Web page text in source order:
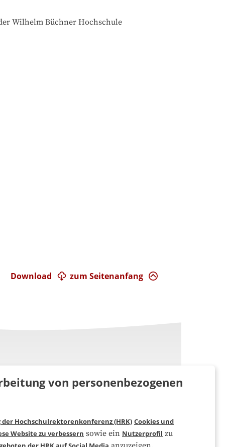
zum Seitenanfang
Download
Folgen Sie uns
von personenbezogenen
Hochschulrektorenkonferenz (HRK) Cookies und
Website zu verbessern sowie ein Nutzerprofil zu